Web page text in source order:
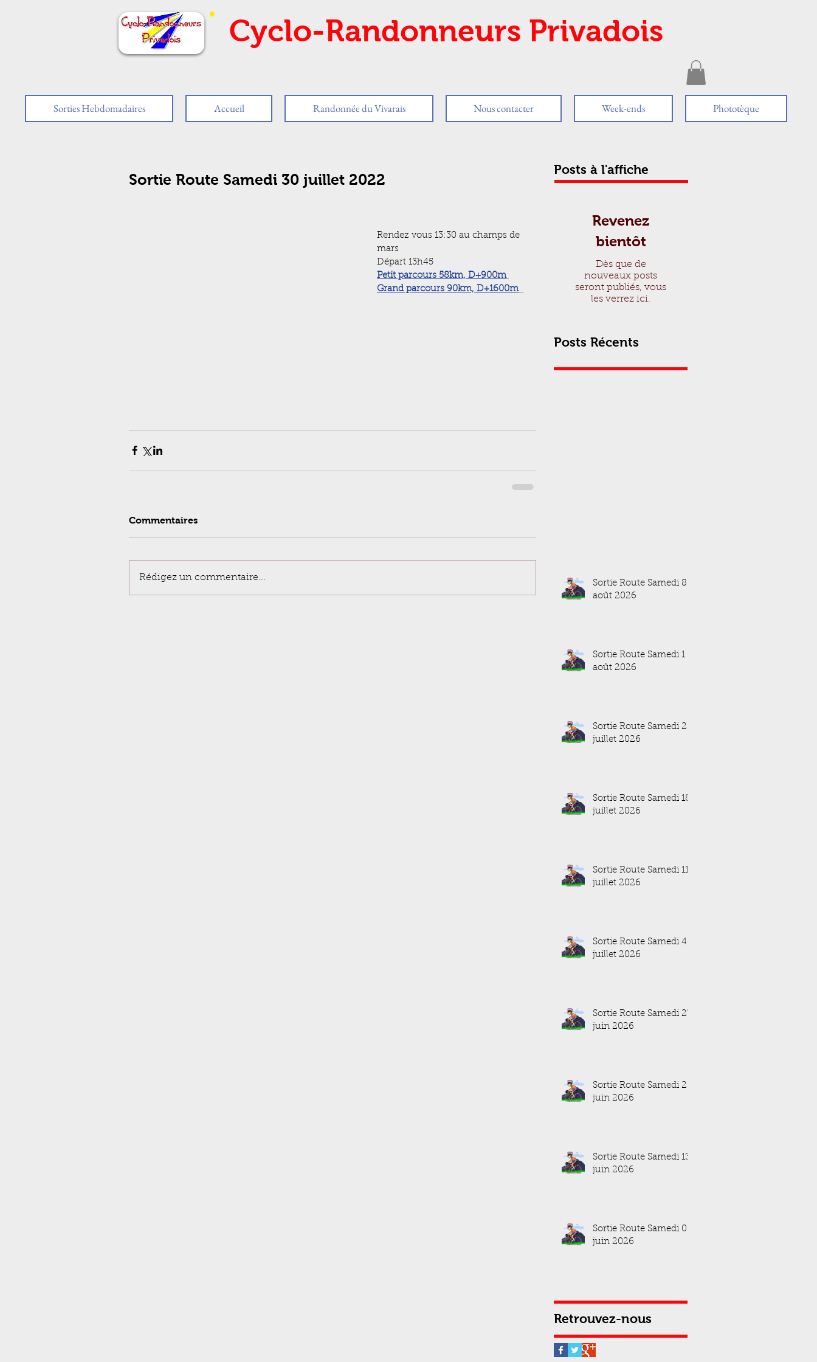
Cyclo-Randonneurs Privadois
Sorties Hebdomadaires Accueil Randonnée du Vivarais Nous contacter Week-ends Phototèque
Sortie Route Samedi 30 juillet 2022
Rendez vous 13:30 au champs de
mars
Départ 13h45
Petit parcours 58km, D+900m
Grand parcours 90km, D+1600m
Commentaires
Rédigez un commentaire...
Posts à l'affiche
Revenez
bientôt
Dès que de
nouveaux posts
seront publiés, vous
les verrez ici.
Posts Récents
Sortie Route Samedi 8
août 2026
Sortie Route Samedi 1
août 2026
Sortie Route Samedi 25
juillet 2026
Sortie Route Samedi 18
juillet 2026
Sortie Route Samedi 11
juillet 2026
Sortie Route Samedi 4
juillet 2026
Sortie Route Samedi 27
juin 2026
Sortie Route Samedi 20
juin 2026
Sortie Route Samedi 13
juin 2026
Sortie Route Samedi 06
juin 2026
Retrouvez-nous